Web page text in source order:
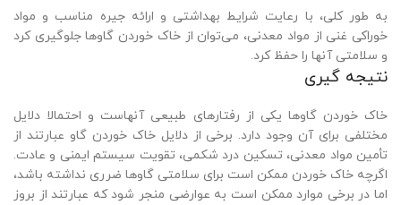
به طور کلی، با رعایت شرایط بهداشتی و ارائه جیره مناسب و مواد
خوراکی غنی از مواد معدنی، می‌توان از خاک خوردن گاوها جلوگیری کرد
و سلامتی آنها را حفظ کرد.
نتیجه گیری
خاک خوردن گاوها یکی از رفتارهای طبیعی آنهاست و احتمالا دلایل
مختلفی برای آن وجود دارد. برخی از دلایل خاک خوردن گاو عبارتند از
تأمین مواد معدنی، تسکین درد شکمی، تقویت سیستم ایمنی و عادت.
اگرچه خاک خوردن ممکن است برای سلامتی گاوها ضرری نداشته باشد،
اما در برخی موارد ممکن است به عوارضی منجر شود که عبارتند از بروز